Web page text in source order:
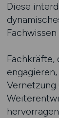
Diese
Fachkräfte,